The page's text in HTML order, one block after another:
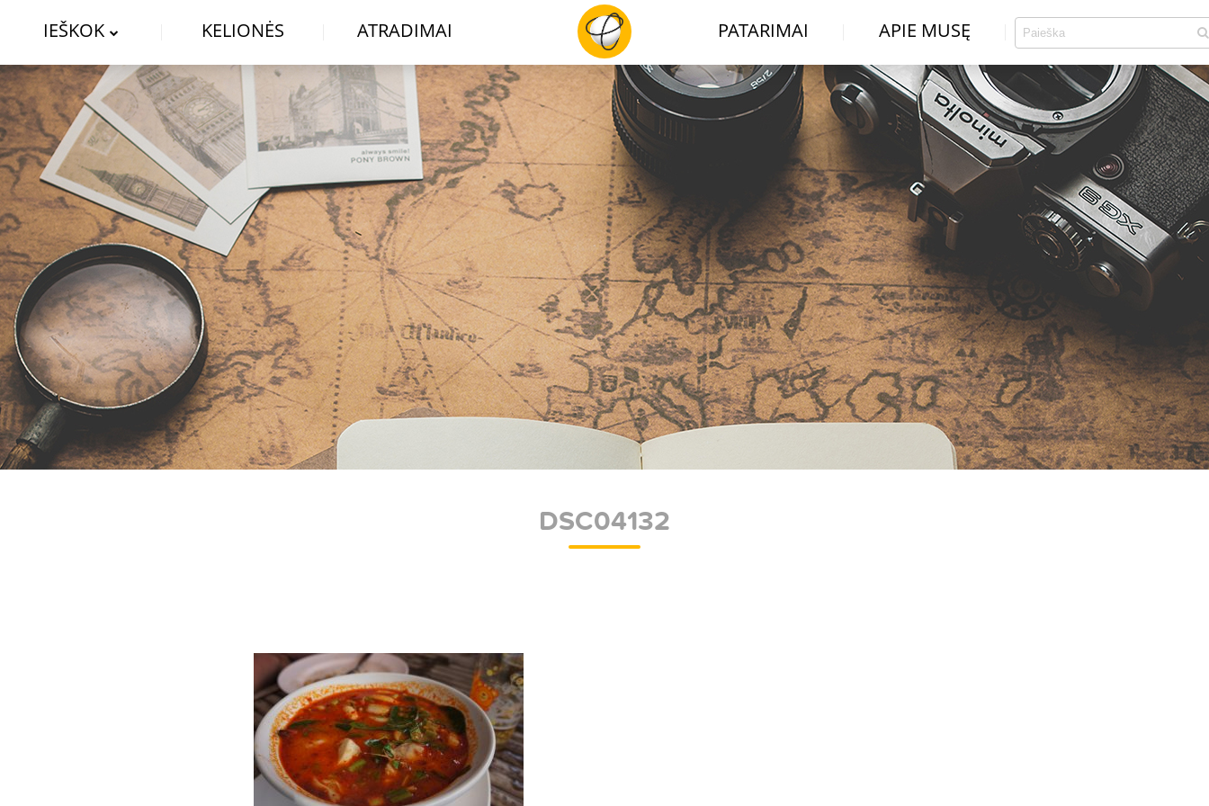
IEŠKOK KELIONĖS ATRADIMAI PATARIMAI APIE MUSĘ
DSC04132